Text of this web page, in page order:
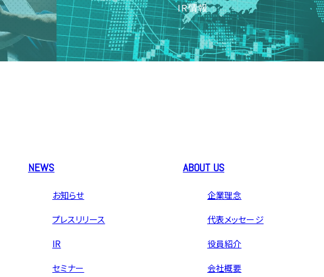
IR情報
NEWS
お知らせ
プレスリリース
IR
セミナー
ABOUT US
企業理念
代表メッセージ
役員紹介
会社概要